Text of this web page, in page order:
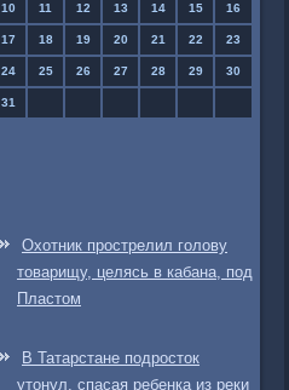
10 11 12 13 14 15 16
17 18 19 20 21 22 23
24 25 26 27 28 29 30
31
Охотник прострелил голову
товарищу, целясь в кабана, под
Пластом
В Татарстане подросток
утонул, спасая ребенка из реки